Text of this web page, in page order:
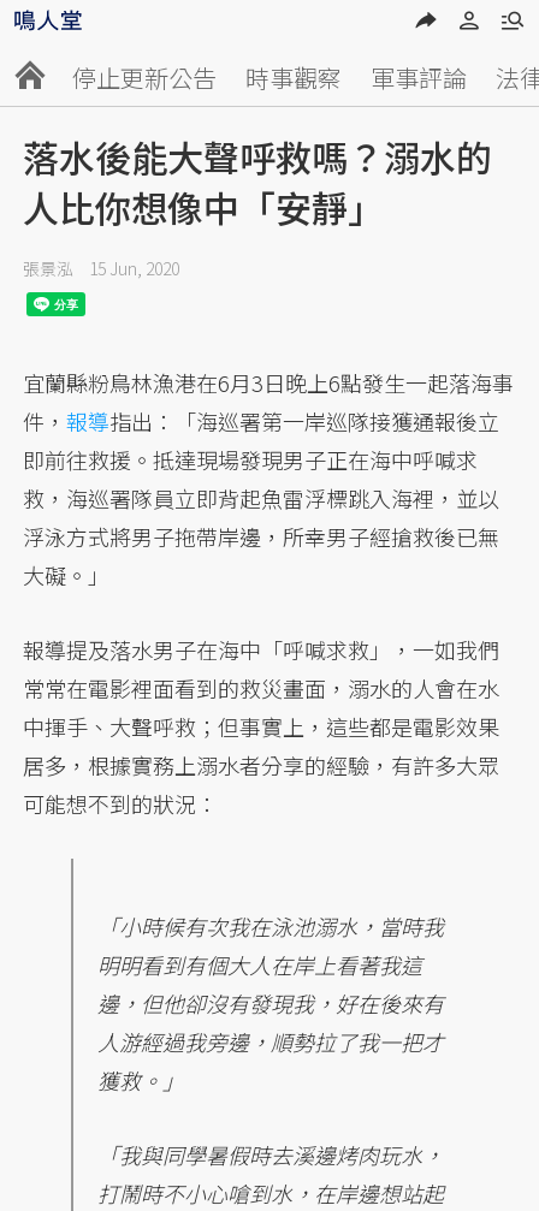
停止更新公告 時事觀察 軍事評論 法
落水後能大聲呼救嗎？溺水的
人比你想像中「安靜」
張景泓 15 Jun, 2020
宜蘭縣粉鳥林漁港在6月3日晚上6點發生一起落海事
件，報導指出：「海巡署第一岸巡隊接獲通報後立
即前往救援。抵達現場發現男子正在海中呼喊求
救，海巡署隊員立即背起魚雷浮標跳入海裡，並以
浮泳方式將男子拖帶岸邊，所幸男子經搶救後已無
大礙。」
報導提及落水男子在海中「呼喊求救」，一如我們
常常在電影裡面看到的救災畫面，溺水的人會在水
中揮手、大聲呼救；但事實上，這些都是電影效果
居多，根據實務上溺水者分享的經驗，有許多大眾
可能想不到的狀況：
「小時候有次我在泳池溺水，當時我
明明看到有個大人在岸上看著我這
邊，但他卻沒有發現我，好在後來有
人游經過我旁邊，順勢拉了我一把才
獲救。」
「我與同學暑假時去溪邊烤肉玩水，
打鬧時不小心嗆到水，在岸邊想站起